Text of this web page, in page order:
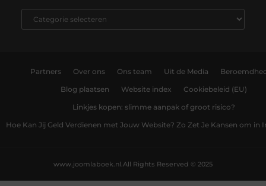
Partners Over ons Ons team Uit de Media
Blog plaatsen Website index Cookiebeleid (EU)
Linkjes kopen: slimme aanpak of groot risico?
Hoe Kan Jij Geld Verdienen met Jouw Website? Zo Zet Je Kansen om in
All Rights Reserved © 2025
www.joomlaboek.nl.